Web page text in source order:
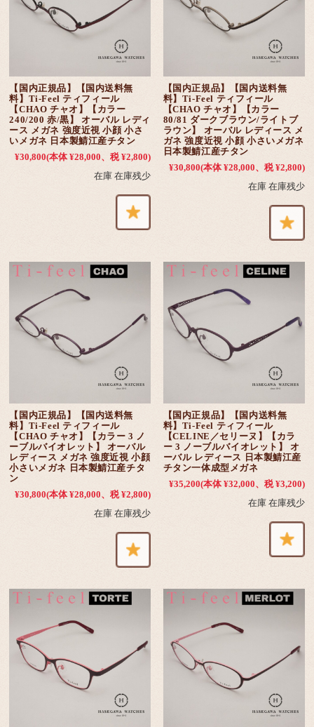
【国内正規品】【国内送料無
料】Ti-Feel ティフィール
【CHAO チャオ】【カラー
240/200 赤/黒】 オーバル レディ
ース メガネ 強度近視 小顔 小さ
いメガネ 日本製鯖江産チタン
¥30,800(本体 ¥28,000、税 ¥2,800)
在庫 在庫残少
【国内正規品】【国内送料無
料】Ti-Feel ティフィール
【CHAO チャオ】【カラー
80/81 ダークブラウン/ライトブ
ラウン】 オーバル レディース メ
ガネ 強度近視 小顔 小さいメガネ
日本製鯖江産チタン
¥30,800(本体 ¥28,000、税 ¥2,800)
在庫 在庫残少
【国内正規品】【国内送料無
料】Ti-Feel ティフィール
【CHAO チャオ】【カラー 3 ノ
ーブルバイオレット】 オーバル
レディース メガネ 強度近視 小顔
小さいメガネ 日本製鯖江産チタ
ン
¥30,800(本体 ¥28,000、税 ¥2,800)
在庫 在庫残少
【国内正規品】【国内送料無
料】Ti-Feel ティフィール
【CELINE／セリーヌ】【カラ
ー 3 ノーブルバイオレット】 オ
ーバル レディース 日本製鯖江産
チタン一体成型メガネ
¥35,200(本体 ¥32,000、税 ¥3,200)
在庫 在庫残少